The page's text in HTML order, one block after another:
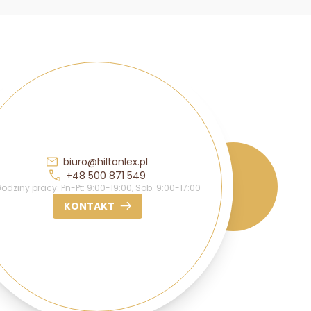
biuro@hiltonlex.pl
+48 500 871 549
pracy: Pn-Pt: 9:00-19:00, Sob. 9:00-17:00
KONTAKT